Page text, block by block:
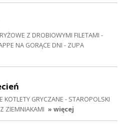
Z DROBIOWYMI FILETAMI -
NA GORĄCE DNI - ZUPA
KOTLETY GRYCZANE - STAROPOLSKI
ZIEMNIAKAMI » więcej